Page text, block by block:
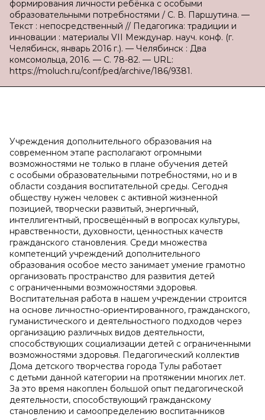
формирования личности ребёнка с особыми
образовательными потребностями / С. В. Паршутина. —
Текст : непосредственный // Педагогика: традиции и
инновации : материалы VII Междунар. науч. конф. (г.
Челябинск, январь 2016 г.). — Челябинск : Два
комсомольца, 2016. — С. 78-82. — URL:
https://moluch.ru/conf/ped/archive/186/9381.
Учреждения дополнительного образования на
современном этапе располагают огромными
возможностями не только в плане обучения детей
с особыми образовательными потребностями, но и в
области создания воспитательной среды. Сегодня
обществу нужен человек с активной жизненной
позицией, творчески развитый, энергичный,
интеллигентный, просвещённый в вопросах культуры,
нравственности, духовности, ценностных качеств
гражданского становления. Среди множества
компетенций учреждений дополнительного
образования особое место занимает умение грамотно
организовать пространство для развития детей
с ограниченными возможностями здоровья.
Воспитательная работа в нашем учреждении строится
на основе личностно-ориентированного, гражданского,
гуманистического и деятельностного подходов через
организацию различных видов деятельности,
способствующих социализации детей с ограниченными
возможностями здоровья. Педагогический коллектив
Дома детского творчества города Тулы работает
с детьми данной категории на протяжении многих лет.
За это время накоплен большой опыт педагогической
деятельности, способствующий гражданскому
становлению и самоопределению воспитанников